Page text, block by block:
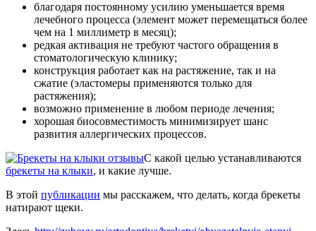
благодаря постоянному усилию уменьшается время
лечебного процесса (элемент может перемещаться более
чем на 1 миллиметр в месяц);
редкая активация не требуют частого обращения в
стоматологическую клинику;
конструкция работает как на растяжение, так и на
сжатие (эластомеры применяются только для
растяжения);
возможно применение в любом периоде лечения;
хорошая биосовместимость минимизирует шанс
развития аллергических процессов.
С какой целью устанавливаются
брекеты на клыки, и какие лучше.
В этой публикации мы расскажем, что делать, когда брекеты
натирают щеки.